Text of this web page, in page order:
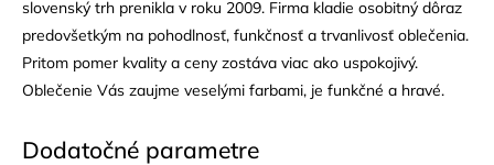
slovenský trh prenikla v roku 2009. Firma kladie osobitný dôraz
predovšetkým na pohodlnosť, funkčnosť a trvanlivosť oblečenia.
Pritom pomer kvality a ceny zostáva viac ako uspokojivý.
Oblečenie Vás zaujme veselými farbami, je funkčné a hravé.
Dodatočné parametre